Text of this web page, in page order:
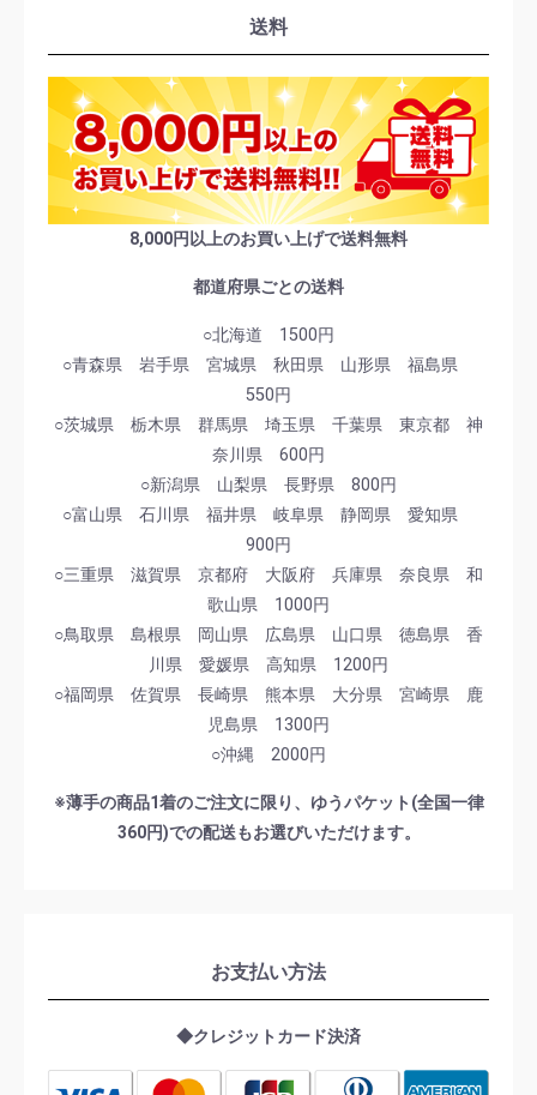
送料
8,000円以上のお買い上げで送料無料
都道府県ごとの送料
○北海道 1500円
○青森県 岩手県 宮城県 秋田県 山形県 福島県
550円
○茨城県 栃木県 群馬県 埼玉県 千葉県 東京都 神
奈川県 600円
○新潟県 山梨県 長野県 800円
○富山県 石川県 福井県 岐阜県 静岡県 愛知県
900円
○三重県 滋賀県 京都府 大阪府 兵庫県 奈良県 和
歌山県 1000円
○鳥取県 島根県 岡山県 広島県 山口県 徳島県 香
川県 愛媛県 高知県 1200円
○福岡県 佐賀県 長崎県 熊本県 大分県 宮崎県 鹿
児島県 1300円
○沖縄 2000円
※薄手の商品1着のご注文に限り、ゆうパケット(全国一律
360円)での配送もお選びいただけます。
お支払い方法
◆クレジットカード決済